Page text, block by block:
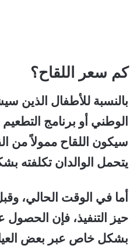
كم سعر اللقاح؟
بالنسبة للأطفال الذين
الوطني أو برنامج
سيكون اللقاح ممولاً من
يتحمل الوالدان تكلفته
أما في الوقت الحالي،
حيز التنفيذ، فإن
بشكل خاص عبر بعض